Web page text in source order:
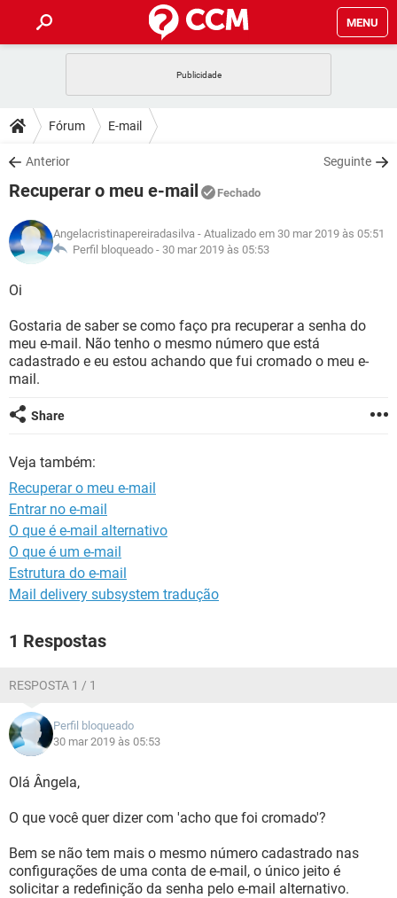
MENU
CELULAR
OUTLOOK
INSTAGRAM GMAIL
GUIA DE COMPRAS
DICAS
JOGOS
INSTAGRAM GMAIL
GUIA DE COMPRAS
DOWNLOADS
JOGOS WHATSAPP
CELULAR
OUTLOOK EXCEL
INSTAGRAM
FÓRUM
JOGOS WHATSAPP
CELULAR
OUTLOOK
INSTAGRAM GMAIL
GUIA DE COMPRAS
GLOSSÁRIO
JOGOS
OUTLOOK EXCEL
INSTAGRAM GMAIL
GUIA DE COMPRAS
Fórum E-mail
Anterior Seguinte
Recuperar o meu e-mail Fechado
Angelacristinapereiradasilva - Atualizado em 30 mar 2019 às 05:51
Perfil bloqueado - 30 mar 2019 às 05:53
Oi
Gostaria de saber se como faço pra recuperar a senha do
meu e-mail. Não tenho o mesmo número que está
cadastrado e eu estou achando que fui cromado o meu e-
mail.
Share
Veja também:
Recuperar o meu e-mail
Entrar no e-mail
O que é e-mail alternativo
O que é um e-mail
Estrutura do e-mail
Mail delivery subsystem tradução
1 Respostas
RESPOSTA 1 / 1
Perfil bloqueado
30 mar 2019 às 05:53
Olá Ângela,
O que você quer dizer com 'acho que foi cromado'?
Bem se não tem mais o mesmo número cadastrado nas
configurações de uma conta de e-mail, o único jeito é
solicitar a redefinição da senha pelo e-mail alternativo.